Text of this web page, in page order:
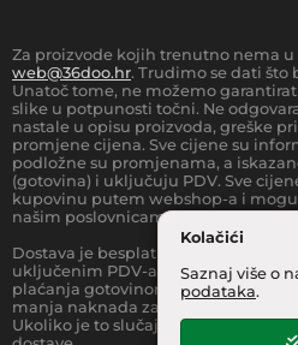
Kolačići
Saznaj više o
podataka.
Za proizvode kojih trenutno nema
web@36doo.hr. Trudimo se dati što
Unatoč tome, ne možemo
slike u potpunosti točni. Ne
nastale u opisu proizvoda, greške
promjene cijena. Sve cijene su
podložne su promjenama, a
(gotovina) i uključuju PDV. Sve
kupovinu putem webshop-a i
našim poslovnicama.
Dostava je besplatna za sve
uključenim PDV-a) za Zonu 1 (cijela
plaćanja gotovinom pri dostavi robe
manja naknada za rad sa
Ukoliko je to slučaj, to je jasno